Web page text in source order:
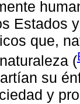
Estados
que,
(
su
y